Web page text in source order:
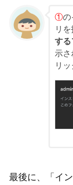
①の
リ
する
示さ
リッ
最後に、「イ